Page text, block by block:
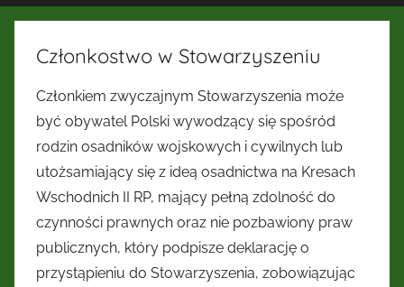
Osadników
Wojskowych
Cywilnych
Kresów
Wschodnich
Członkostwo w Stowarzyszeniu
Członkiem zwyczajnym Stowarzyszenia może
być obywatel Polski wywodzący się spośród
rodzin osadników wojskowych i cywilnych lub
utożsamiający się z ideą osadnictwa na Kresach
Wschodnich II RP, mający pełną zdolność do
czynności prawnych oraz nie pozbawiony praw
publicznych, który podpisze deklarację o
przystąpieniu do Stowarzyszenia, zobowiązując